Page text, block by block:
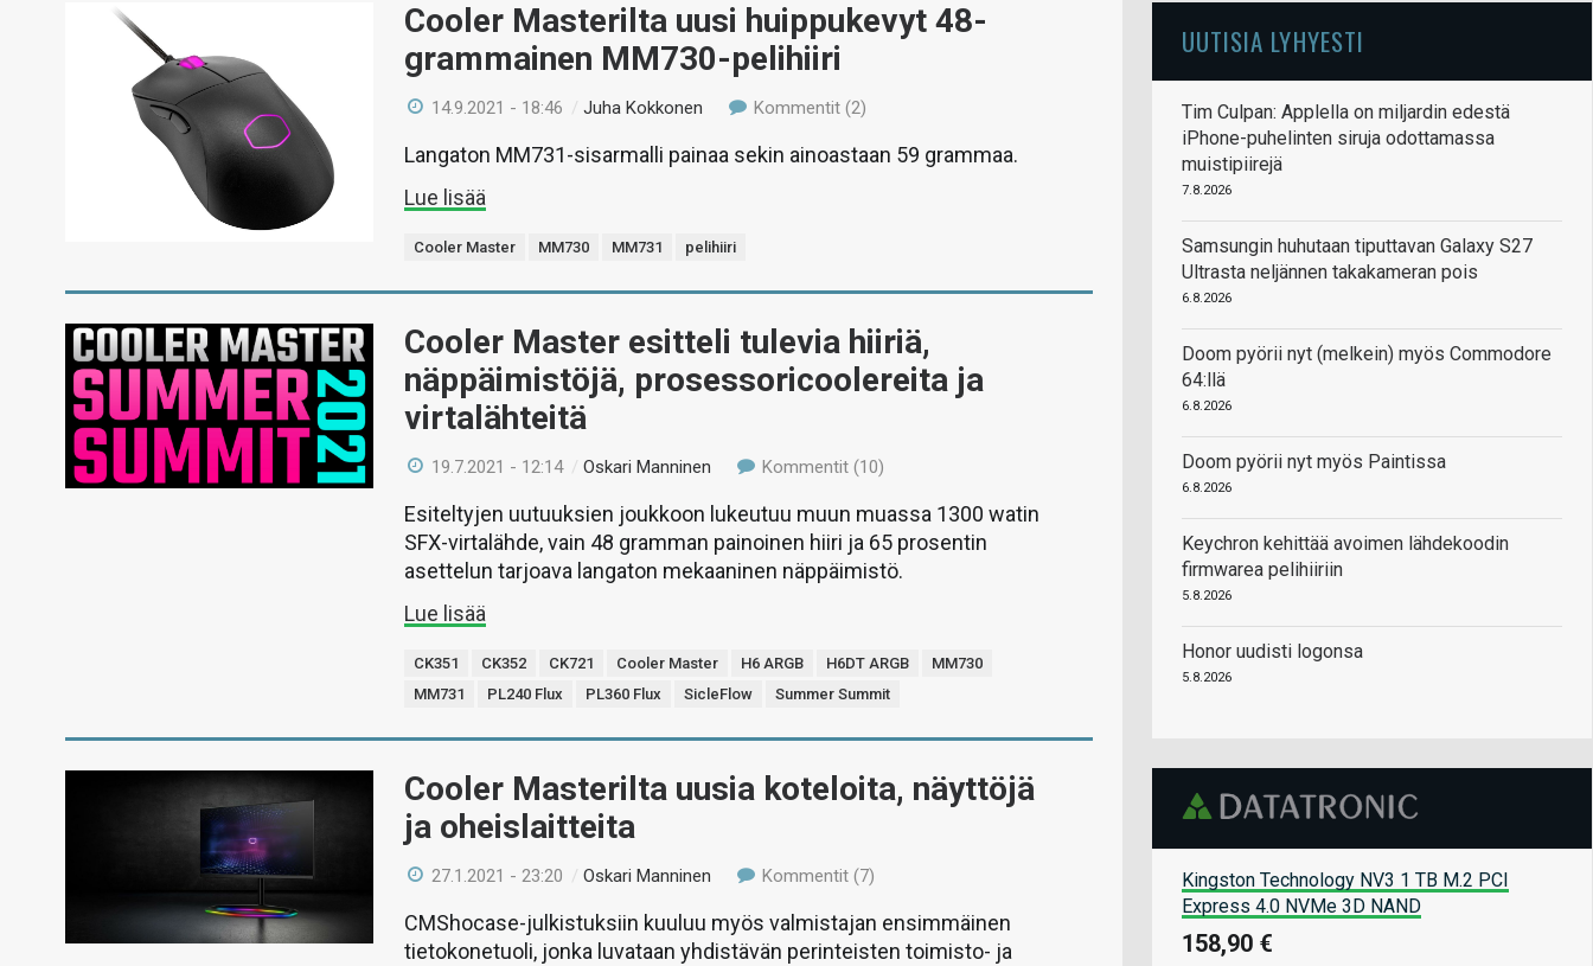
Cooler Masterilta uusi huippukevyt 48-
grammainen MM730-pelihiiri
14.9.2021 - 18:46 /Juha Kokkonen Kommentit (2)
Langaton MM731-sisarmalli painaa sekin ainoastaan 59 grammaa.
Lue lisää
Cooler Master MM730 MM731 pelihiiri
Cooler Master esitteli tulevia hiiriä,
näppäimistöjä, prosessoricoolereita ja
virtalähteitä
19.7.2021 - 12:14 /Oskari Manninen Kommentit (10)
Esiteltyjen uutuuksien joukkoon lukeutuu muun muassa 1300 watin
SFX-virtalähde, vain 48 gramman painoinen hiiri ja 65 prosentin
asettelun tarjoava langaton mekaaninen näppäimistö.
Lue lisää
CK351 CK352 CK721 Cooler Master H6 ARGB H6DT ARGB
MM730
MM731
PL240 Flux PL360 Flux SicleFlow Summer Summit
Cooler Masterilta uusia koteloita, näyttöjä
ja oheislaitteita
27.1.2021 - 23:20 /Oskari Manninen Kommentit (7)
CMShocase-julkistuksiin kuuluu myös valmistajan ensimmäinen
tietokonetuoli, jonka luvataan yhdistävän perinteisten toimisto- ja
UUTISIA LYHYESTI
Tim Culpan: Applella on miljardin edestä
iPhone-puhelinten siruja odottamassa
muistipiirejä
7.8.2026
Samsungin huhutaan tiputtavan Galaxy S27
Ultrasta neljännen takakameran pois
6.8.2026
Doom pyörii nyt (melkein) myös Commodore
64:llä
6.8.2026
Doom pyörii nyt myös Paintissa
6.8.2026
Keychron kehittää avoimen lähdekoodin
firmwarea pelihiiriin
5.8.2026
Honor uudisti logonsa
5.8.2026
Kingston Technology NV3 1 TB M.2 PCI
Express 4.0 NVMe 3D NAND
158,90 €